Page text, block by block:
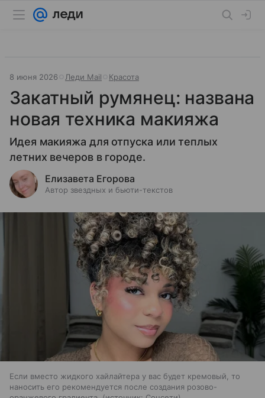
8 июня 2026 Леди Mail Красота
Закатный румянец: названа
новая техника макияжа
Идея макияжа для отпуска или теплых
летних вечеров в городе.
Елизавета Егорова
Автор звездных и бьюти-текстов
Если вместо жидкого хайлайтера у вас будет кремовый, то
наносить его рекомендуется после создания розово-